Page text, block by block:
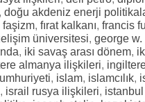
, doğu akdeniz enerji
faşizm, fırat kalkanı, francis
üniversitesi, george w.
, iki savaş arası dönem,
almanya ilişkileri,
, islam, islamcılık,
, israil rusya ilişkileri,